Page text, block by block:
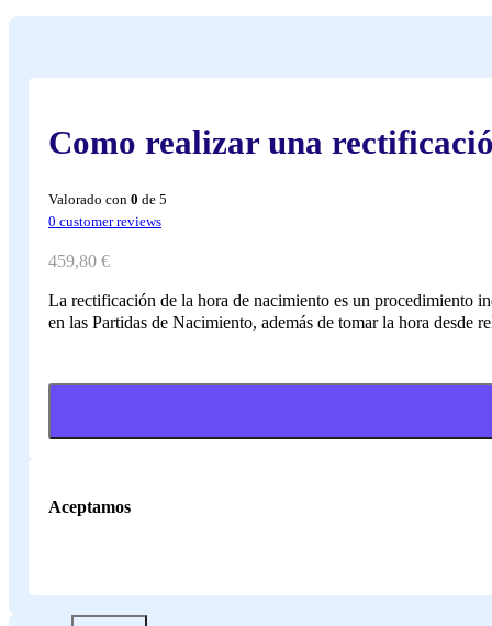
Como realizar una
Valorado con 0 de 5
0 customer reviews
459,80 €
La rectificación de la hora de nacimiento es un procedimiento
en las Partidas de Nacimiento, además de tomar la hora desde
Aceptamos